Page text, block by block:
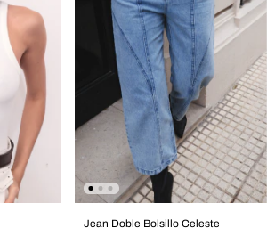
Jean Doble Bolsillo Celeste